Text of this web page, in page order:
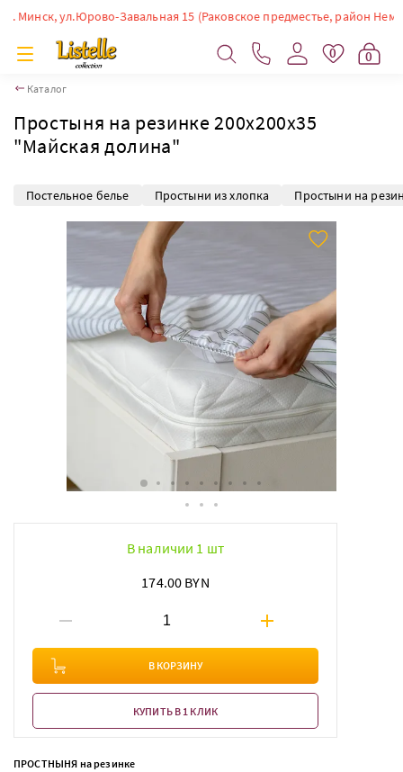
ул.Юрово-Завальная 15 (Раковское предместье, район
0 0
Каталог
Простыня на резинке 200х200х35
"Майская долина"
Постельное белье Простыни из хлопка Простыни на
В наличии 1 шт
174.00 BYN
В КОРЗИНУ
КУПИТЬ В 1 КЛИК
ПРОСТНЫНЯ на резинке